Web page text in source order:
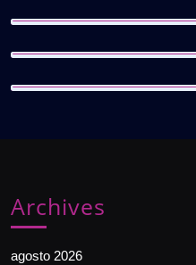
Archives
agosto 2026